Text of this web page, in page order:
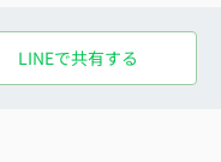
LINEで共有する